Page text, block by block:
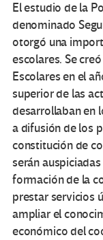
El estudio de la
denominado
otorgó una
escolares. Se
Escolares en el
superior de las
desarrollaban en
a difusión de los
constitución de
serán
formación de la
prestar servicios
ampliar el
económico del